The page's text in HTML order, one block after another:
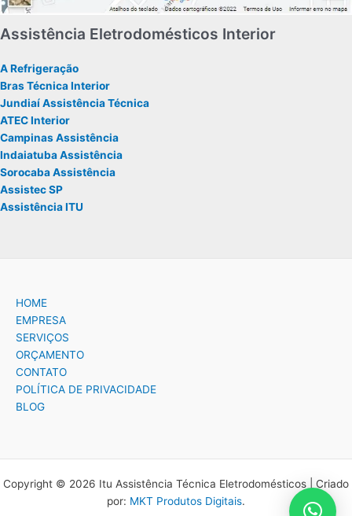
Assistência Eletrodomésticos Interior
A Refrigeração
Bras Técnica Interior
Jundiaí Assistência Técnica
ATEC Interior
Campinas Assistência
Indaiatuba Assistência
Sorocaba Assistência
Assistec SP
Assistência ITU
HOME
EMPRESA
SERVIÇOS
ORÇAMENTO
CONTATO
POLÍTICA DE PRIVACIDADE
BLOG
Copyright © 2026 Itu Assistência Técnica Eletrodomésticos | Criado
por: MKT Produtos Digitais.